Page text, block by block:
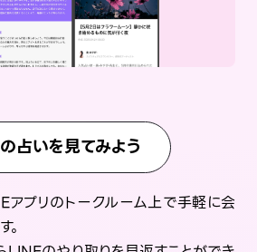
占いを見てみよう
アプリのトークルーム上で手軽に会